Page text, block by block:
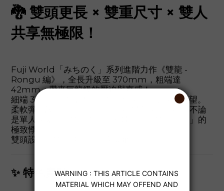
🐉 雙頭更長 × 雙重尺寸 × 雙人
共享無極限！
Fuji World「みちのく」系列進階力作《雙龍 -
Rongu 編》，全長升級至 370mm，粗端達
42mm，帶來巨龍級的壓迫與爽感！
細端 30mm 適合循序漸進，粗端則滿足深層渴望。
柔軟彈性設計可自由彎曲，輕鬆配合身體曲線，不論
是單人探索還是雙人共玩，都能享受「雙龍交會」的
極致悸動。
雙頭設計、雙重快感，一次滿足！
✨ 特色賣點